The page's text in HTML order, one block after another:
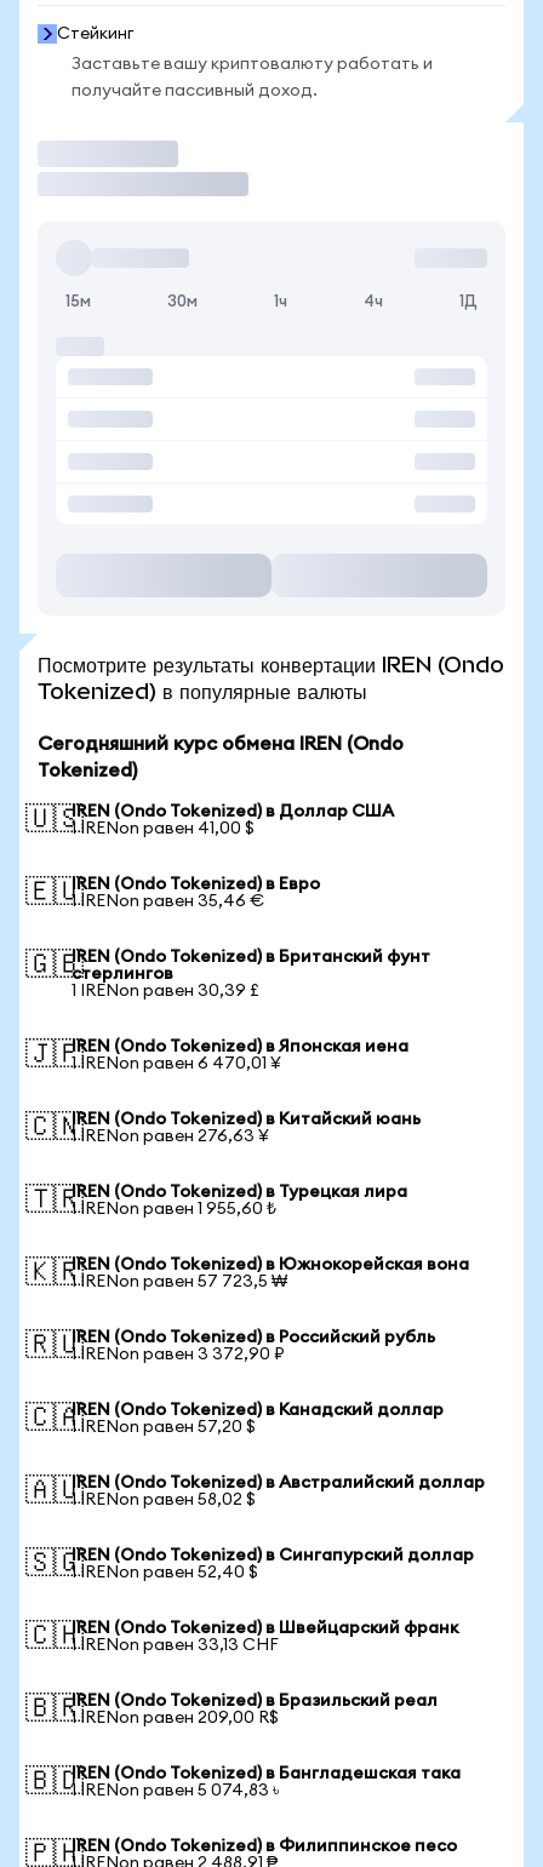
Стейкинг
Заставьте вашу криптовалюту работать и
получайте пассивный доход.
15м 30м 1ч 4ч 1Д
Посмотрите результаты конвертации IREN (Ondo
Tokenized) в популярные валюты
Сегодняшний курс обмена IREN (Ondo
Tokenized)
🇺🇸IREN (Ondo Tokenized) в Доллар США
1 IRENon равен 41,00 $
🇪🇺IREN (Ondo Tokenized) в Евро
1 IRENon равен 35,46 €
🇬🇧IREN (Ondo Tokenized) в Британский фунт
стерлингов
1 IRENon равен 30,39 £
🇯🇵IREN (Ondo Tokenized) в Японская иена
1 IRENon равен 6 470,01 ¥
🇨🇳IREN (Ondo Tokenized) в Китайский юань
1 IRENon равен 276,63 ¥
🇹🇷IREN (Ondo Tokenized) в Турецкая лира
1 IRENon равен 1 955,60 ₺
🇰🇷IREN (Ondo Tokenized) в Южнокорейская вона
1 IRENon равен 57 723,5 ₩
🇷🇺IREN (Ondo Tokenized) в Российский рубль
1 IRENon равен 3 372,90 ₽
🇨🇦IREN (Ondo Tokenized) в Канадский доллар
1 IRENon равен 57,20 $
🇦🇺IREN (Ondo Tokenized) в Австралийский доллар
1 IRENon равен 58,02 $
🇸🇬IREN (Ondo Tokenized) в Сингапурский доллар
1 IRENon равен 52,40 $
🇨🇭IREN (Ondo Tokenized) в Швейцарский франк
1 IRENon равен 33,13 CHF
🇧🇷IREN (Ondo Tokenized) в Бразильский реал
1 IRENon равен 209,00 R$
🇧🇩IREN (Ondo Tokenized) в Бангладешская така
1 IRENon равен 5 074,83 ৳
🇵🇭IREN (Ondo Tokenized) в Филиппинское песо
1 IRENon равен 2 488,91 ₱